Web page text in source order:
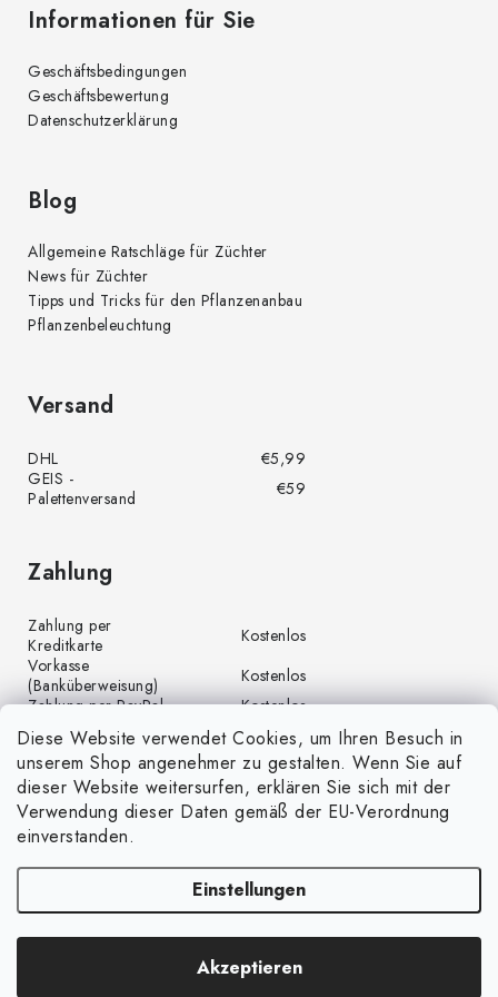
Diese Website verwendet Cookies, um Ihren Besuch in
unserem Shop angenehmer zu gestalten. Wenn Sie auf
dieser Website weitersurfen, erklären Sie sich mit der
Verwendung dieser Daten gemäß der EU-Verordnung
einverstanden.
Einstellungen
Akzeptieren
Informationen für Sie
Geschäftsbedingungen
Geschäftsbewertung
Datenschutzerklärung
Blog
Allgemeine Ratschläge für Züchter
News für Züchter
Tipps und Tricks für den Pflanzenanbau
Pflanzenbeleuchtung
Versand
DHL
€5,99
GEIS -
Palettenversand
€59
Zahlung
Zahlung per
Kreditkarte
Kostenlos
Vorkasse
(Banküberweisung)
Kostenlos
Zahlung per PayPal
Kostenlos
Copyright 2026GrünGarten.at. Alle Rechte vorbehalten.Cookie-Einstellungen
ändern